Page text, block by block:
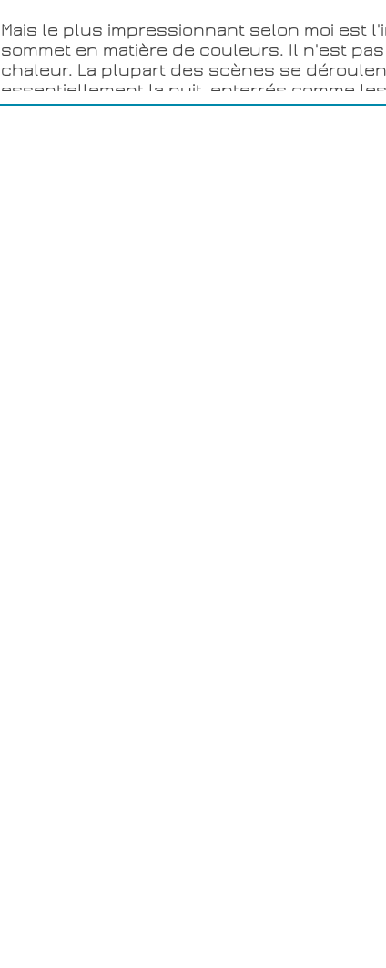
Mais le plus impressionnant selon moi est
sommet en matière de couleurs. Il n'est
chaleur. La plupart des scènes se
essentiellement la nuit, enterrés comme
planète où l'empire a du mal à s'implanter